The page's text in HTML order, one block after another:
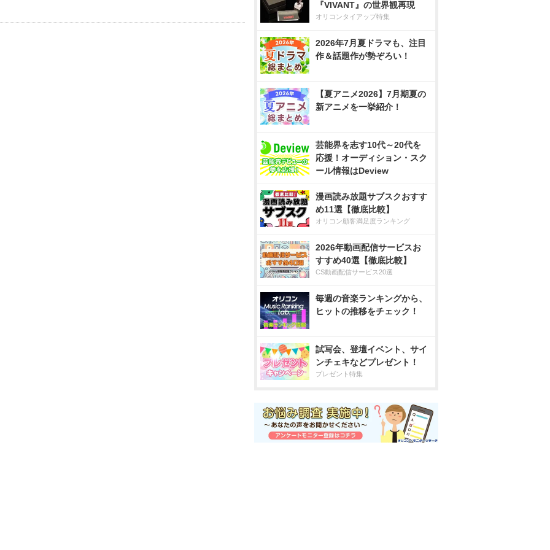
『VIVANT』の世界観再現
オリコンタイアップ特集
2026年7月夏ドラマも、注目
作＆話題作が勢ぞろい！
【夏アニメ2026】7月期夏の
新アニメを一挙紹介！
芸能界を志す10代～20代を
応援！オーディション・スク
ール情報はDeview
漫画読み放題サブスクおすす
め11選【徹底比較】
オリコン顧客満足度ランキング
2026年動画配信サービスお
すすめ40選【徹底比較】
CS動画配信サービス20選
毎週の音楽ランキングから、
ヒットの推移をチェック！
試写会、登壇イベント、サイ
ンチェキなどプレゼント！
プレゼント特集